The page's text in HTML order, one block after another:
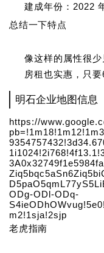
建成年份：2022
总结一下特点
像这样的属性很少
房租也实惠，只要
明石企业地图信息
https://
ODg-ODl-ODq-
m2!1sja!2sjp
老虎指南